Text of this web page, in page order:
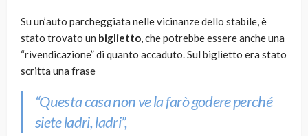
Su un’auto parcheggiata nelle vicinanze dello stabile, è
stato trovato un biglietto, che potrebbe essere anche una
“rivendicazione” di quanto accaduto. Sul biglietto era stato
scritta una frase
“Questa casa non ve la farò godere perché
siete ladri, ladri”,